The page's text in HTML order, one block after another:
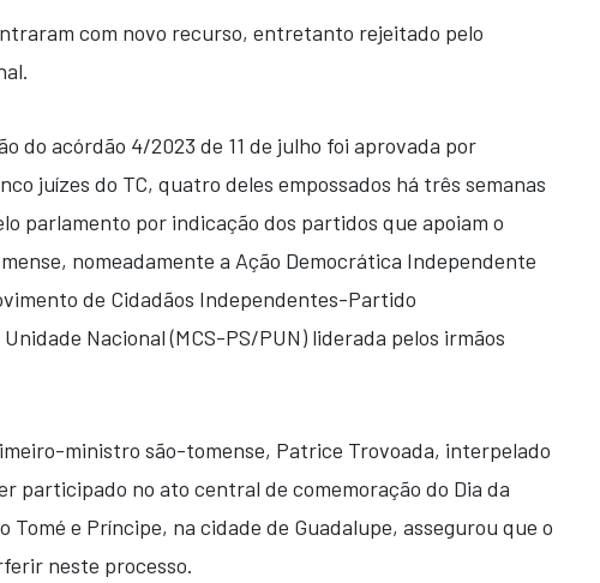
com novo recurso, entretanto rejeitado pelo
do acórdão 4/2023 de 11 de julho foi aprovada por
juízes do TC, quatro deles empossados há três semanas
parlamento por indicação dos partidos que apoiam o
nomeadamente a Ação Democrática Independente
de Cidadãos Independentes-Partido
Nacional (MCS-PS/PUN) liderada pelos irmãos
ministro são-tomense, Patrice Trovoada, interpelado
participado no ato central de comemoração do Dia da
Tomé e Príncipe, na cidade de Guadalupe, assegurou que o
neste processo.